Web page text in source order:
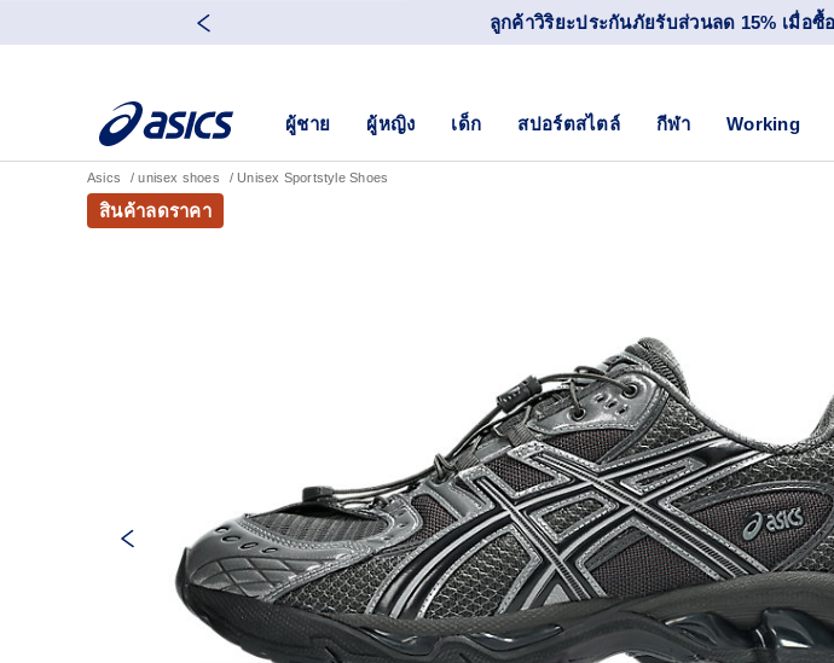
ลูกค้าวิริยะประกันภัยรับส่วนลด 15% เมื่อ
ผู้ชาย ผู้หญิง เด็ก สปอร์ตสไตล์ กีฬา Working
Asics unisex shoes Unisex Sportstyle Shoes
สินค้าลดราคา